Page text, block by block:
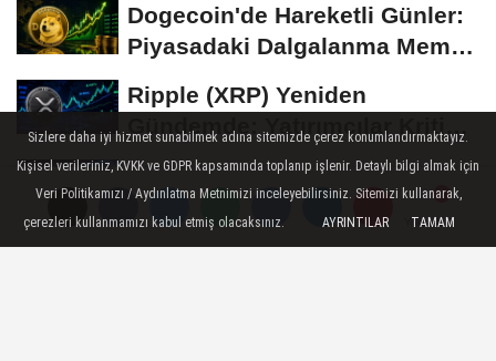
Yorumlar
Yorumlar
Dogecoin'de Hareketli Günler:
Piyasadaki Dalgalanma Meme
Ripple (XRP) Yeniden
Gündemde: Yatırımcılar Kritik
Süreci Yakından...
Ethereum'da Gözler Kritik
Seviyelerde: Yatırımcılar Yeni
Hamleleri...
Bitcoin 60 Bin Dolar
Sizlere daha iyi hizmet sunabilmek adına sitemizde çerez konumlandırmaktayız.
Kişisel verileriniz, KVKK ve GDPR kapsamında toplanıp işlenir. Detaylı bilgi almak için
Veri Politikamızı / Aydınlatma Metnimizi inceleyebilirsiniz. Sitemizi kullanarak,
çerezleri kullanmamızı kabul etmiş olacaksınız.
AYRINTILAR TAMAM